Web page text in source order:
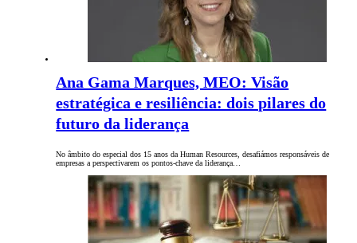
Ana Gama Marques, MEO: Visão
estratégica e resiliência: dois pilares do
futuro da liderança
No âmbito do especial dos 15 anos da Human Resources, desafiámos responsáveis de
empresas a perspectivarem os pontos-chave da liderança…